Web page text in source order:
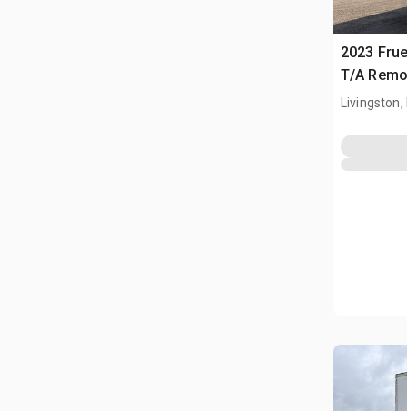
2023
T/A
Livingston,